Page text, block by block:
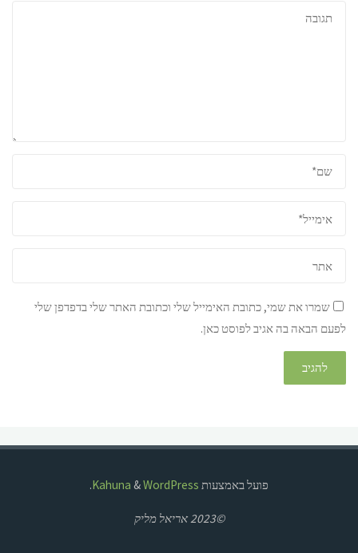
שמרו את שמי, כתובת האימייל שלי וכתובת האתר שלי בדפדפן שלי
לפעם הבאה בה אגיב לפוסט כאן.
פועל באמצעות &WordPress
.
©2023 אריאל מליק